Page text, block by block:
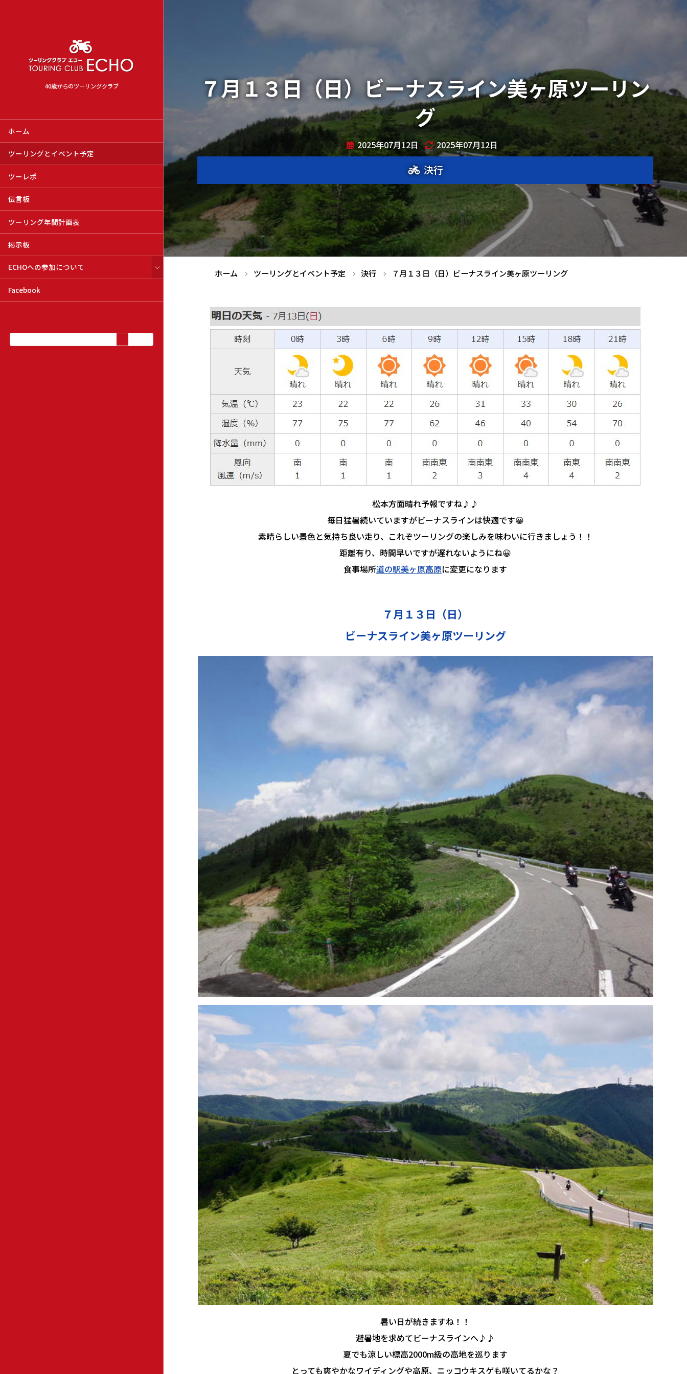
40歳からのツーリングクラブ
ホーム
ツーリングとイベント予定
ツーレポ
伝言板
ツーリング年間計画表
掲示板
ECHOへの参加について
Facebook
７月１３日（日）ビーナスライン美ヶ原ツーリン
グ
2025年07月12日 2025年07月12日
決行
ホーム ツーリングとイベント予定 決行 ７月１３日（日）ビーナスライン美ヶ原ツーリング
松本方面晴れ予報ですね♪♪
毎日猛暑続いていますがビーナスラインは快適です😀
素晴らしい景色と気持ち良い走り、これぞツーリングの楽しみを味わいに行きましょう！！
距離有り、時間早いですが遅れないようにね😀
食事場所道の駅美ヶ原高原に変更になります
７月１３日（日）
ビーナスライン美ヶ原ツーリング
暑い日が続きますね！！
避暑地を求めてビーナスラインへ♪♪
夏でも涼しい標高2000m級の高地を巡ります
とっても爽やかなワイディングや高原、ニッコウキスゲも咲いてるかな？